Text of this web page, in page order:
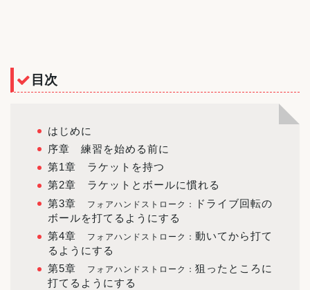
目次
はじめに
序章 練習を始める前に
第1章 ラケットを持つ
第2章 ラケットとボールに慣れる
第3章
フォアハンドストローク：
ドライブ回転の
ボールを打てるようにする
第4章
フォアハンドストローク： 動いてから打て
るようにする
第5章
フォアハンドストローク： 狙ったところに
打てるようにする